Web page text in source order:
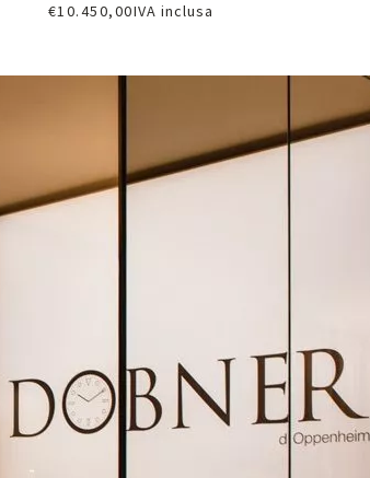
€10.450,00IVA inclusa